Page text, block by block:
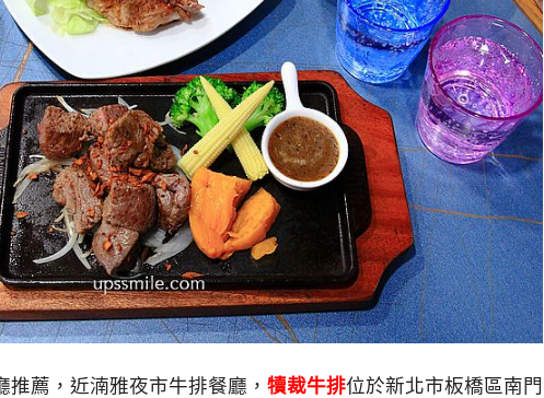
薦，近湳雅夜市牛排餐廳， 犢裁牛排位於新北市板橋區南門